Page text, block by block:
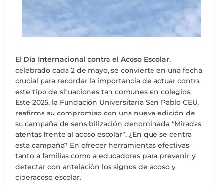
El Día Internacional contra el Acoso Escolar,
celebrado cada 2 de mayo, se convierte en una fecha
crucial para recordar la importancia de actuar contra
este tipo de situaciones tan comunes en colegios.
Este 2025, la Fundación Universitaria San Pablo CEU,
reafirma su compromiso con una nueva edición de
su campaña de sensibilización denominada “Miradas
atentas frente al acoso escolar”. ¿En qué se centra
esta campaña? En ofrecer herramientas efectivas
tanto a familias como a educadores para prevenir y
detectar con antelación los signos de acoso y
ciberacoso escolar.